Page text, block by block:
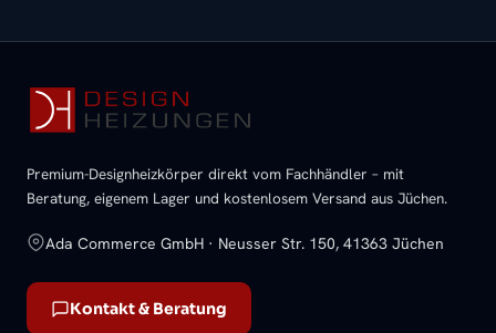
Premium-Designheizkörper direkt vom Fachhändler – mit
Beratung, eigenem Lager und kostenlosem Versand aus Jüchen.
Ada Commerce GmbH · Neusser Str. 150, 41363 Jüchen
Kontakt & Beratung